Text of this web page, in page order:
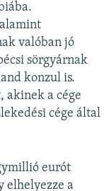
valóban jó
sörgyárnak
konzul is.
akinek a cége
cége által
eurót
elhelyezze a